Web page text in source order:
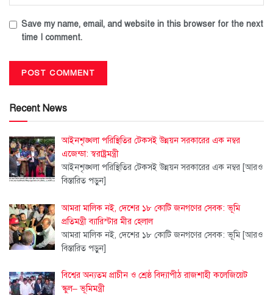
Save my name, email, and website in this browser for the next
time I comment.
Recent News
আইনশৃঙ্খলা পরিস্থিতির টেকসই উন্নয়ন সরকারের এক নম্বর
এজেন্ডা: স্বরাষ্ট্রমন্ত্রী
আইনশৃঙ্খলা পরিস্থিতির টেকসই উন্নয়ন সরকারের এক নম্বর [আরও
বিস্তারিত পড়ুন]
আমরা মালিক নই, দেশের ১৮ কোটি জনগণের সেবক: ভূমি
প্রতিমন্ত্রী ব্যারিস্টার মীর হেলাল
আমরা মালিক নই, দেশের ১৮ কোটি জনগণের সেবক: ভূমি [আরও
বিস্তারিত পড়ুন]
বিশ্বের অন্যতম প্রাচীন ও শ্রেষ্ঠ বিদ্যাপীঠ রাজশাহী কলেজিয়েট
স্কুল– ভূমিমন্ত্রী